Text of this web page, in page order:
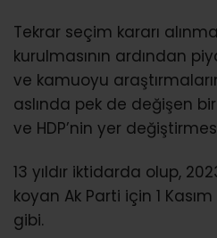
Tekrar seçim kararı
kurulmasının ardından
ve kamuoyu
aslında pek de değişen
ve HDP’nin yer
13 yıldır iktidarda olup,
koyan Ak Parti için 1
gibi.